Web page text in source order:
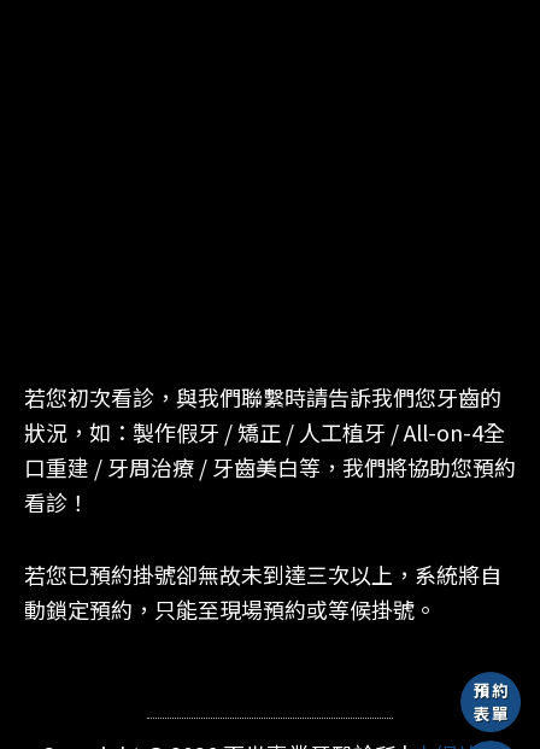
若您初次看診，與我們聯繫時請告訴我們您牙齒的
狀況，如：製作假牙 / 矯正 / 人工植牙 / All-on-4全
口重建 / 牙周治療 / 牙齒美白等，我們將協助您預約
看診！
若您已預約掛號卻無故未到達三次以上，系統將自
動鎖定預約，只能至現場預約或等候掛號。